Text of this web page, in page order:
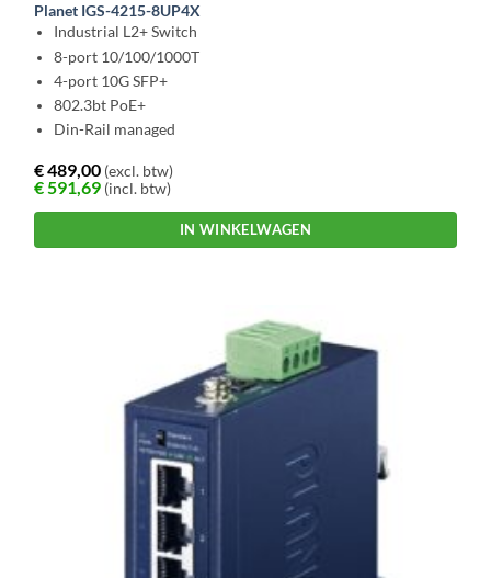
Planet IGS-4215-8UP4X
Industrial L2+ Switch
8-port 10/100/1000T
4-port 10G SFP+
802.3bt PoE+
Din-Rail managed
€489,00 (excl. btw)
€ 591,69 (incl. btw)
IN WINKELWAGEN